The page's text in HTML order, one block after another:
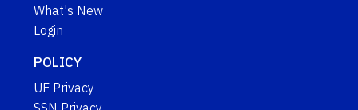
What's New
Login
POLICY
UF Privacy